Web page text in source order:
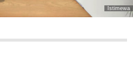
Istimewa